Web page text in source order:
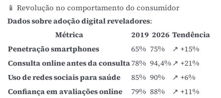
📱 Revolução no comportamento do consumidor
Dados sobre adoção digital reveladores:
Métrica
2019 2026 Tendência
Penetração smartphones
65% 75%
↗️ +15%
Consulta online antes da consulta78% 94,4%↗️ +21%
Uso de redes sociais para saúde
85% 90%
↗️ +6%
Confiança em avaliações online
79% 88%
↗️ +11%